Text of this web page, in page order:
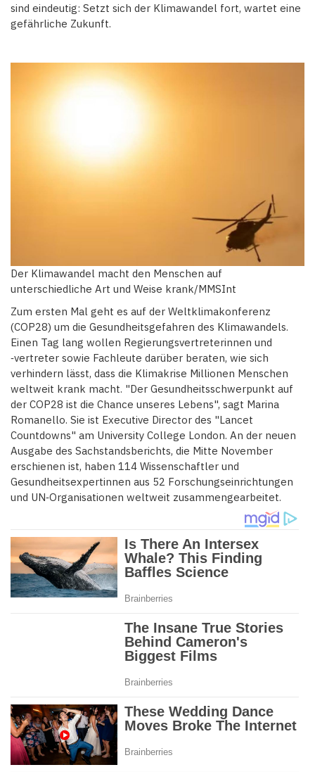
sind eindeutig: Setzt sich der Klimawandel fort, wartet eine
gefährliche Zukunft.
Der Klimawandel macht den Menschen auf
unterschiedliche Art und Weise krank/MMSInt
Zum ersten Mal geht es auf der Weltklimakonferenz
(COP28) um die Gesundheitsgefahren des Klimawandels.
Einen Tag lang wollen Regierungsvertreterinnen und
‑vertreter sowie Fachleute darüber beraten, wie sich
verhindern lässt, dass die Klimakrise Millionen Menschen
weltweit krank macht. "Der Gesundheitsschwerpunkt auf
der COP28 ist die Chance unseres Lebens", sagt Marina
Romanello. Sie ist Executive Director des "Lancet
Countdowns" am University College London. An der neuen
Ausgabe des Sachstandsberichts, die Mitte November
erschienen ist, haben 114 Wissenschaftler und
Gesundheitsexpertinnen aus 52 Forschungseinrichtungen
und UN‑Organisationen weltweit zusammengearbeitet.